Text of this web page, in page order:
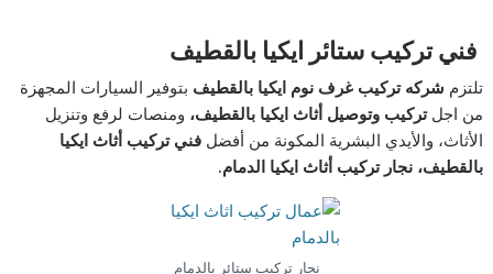
فني تركيب ستائر ايكيا بالقطيف
تلتزم شركه تركيب غرف نوم ايكيا بالقطيف بتوفير السيارات المجهزة
من اجلتركيب وتوصيل أثاث ايكيا بالقطيف، ومنصات لرفع وتنزيل
الأثاث، والأيدي البشرية المكونة من أفضلفني تركيب أثاث ايكيا
بالقطيف، نجار تركيب أثاث ايكيا الدمام.
نجار تركيب ستائر بالدمام